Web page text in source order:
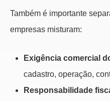
Também é importante
empresas misturam:
Exigência comercial
cadastro, operação,
Responsabilidade